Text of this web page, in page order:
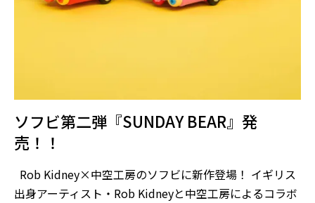
ソフビ第二弾『SUNDAY BEAR』発
売！！
Rob Kidney×中空工房のソフビに新作登場！ イギリス
出身アーティスト・Rob Kidneyと中空工房によるコラボ